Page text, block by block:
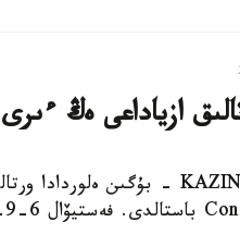
ازياداعى ەڭ